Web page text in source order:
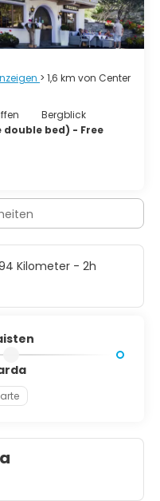
> 1,6 km von Center
Bergblick
double bed) - Free
Kilometer - 2h